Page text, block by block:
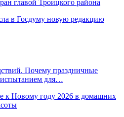
главой Троицкого района
в Госдуму новую редакцию
Почему праздничные
испытанием для…
к Новому году 2026 в домашних